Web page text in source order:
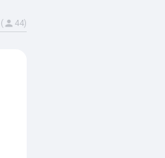
( 44)